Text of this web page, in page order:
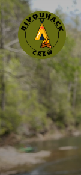
Aller
au
contenu